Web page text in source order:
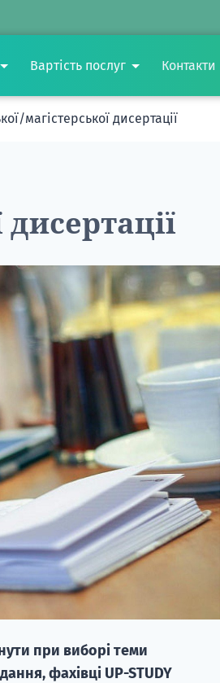
Вартість послуг Контакти
магістерської дисертації
при виборі теми
фахівці UP-STUDY